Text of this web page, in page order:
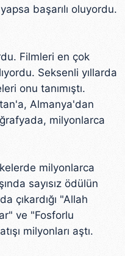
başarılı oluyordu.
Filmleri en çok
Seksenli yıllarda
onu tanımıştı.
Almanya'dan
milyonlarca
milyonlarca
sayısız ödülün
çıkardığı "Allah
ve "Fosforlu
milyonları aştı.